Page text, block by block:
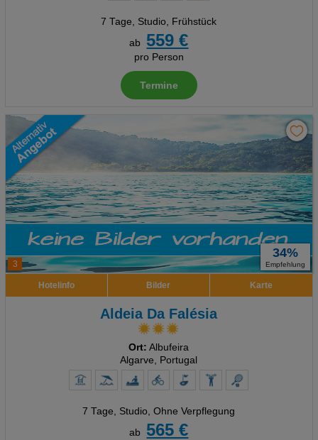
7 Tage, Studio, Frühstück
ab
559 €
pro Person
Termine
3
34%
Empfehlung
Hotelinfo Bilder Karte
Aldeia Da Falésia
Ort: Albufeira
Algarve, Portugal
7 Tage, Studio, Ohne Verpflegung
ab
565 €